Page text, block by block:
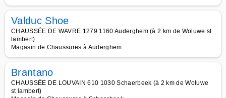
Valduc Shoe
CHAUSSÉE DE WAVRE 1279 1160 Auderghem (à 2 km de Woluwe st
lambert)
Magasin de Chaussures à Auderghem
Brantano
CHAUSSÉE DE LOUVAIN 610 1030 Schaerbeek (à 2 km de Woluwe
st lambert)